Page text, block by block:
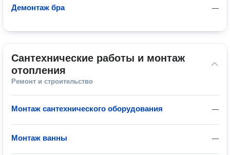
—
Демонтаж бра
Сантехнические работы и монтаж
отопления
Ремонт и строительство
—
Монтаж сантехнического оборудования
—
Монтаж ванны